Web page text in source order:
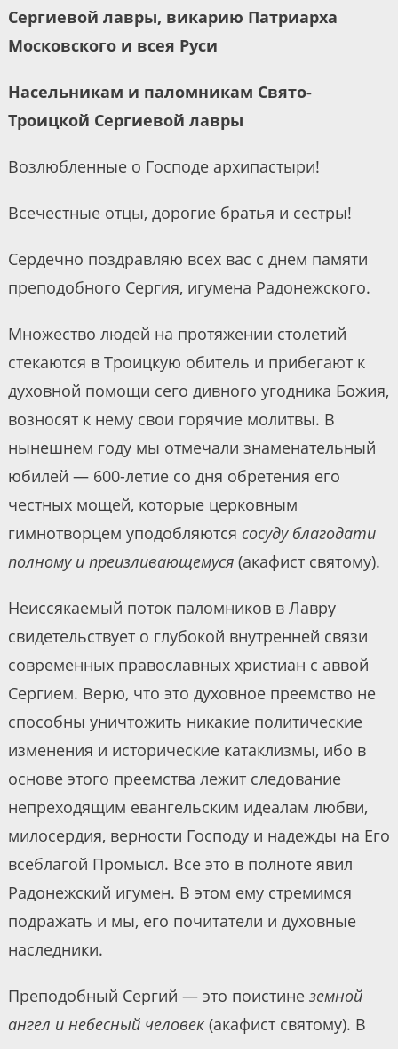
Сергиевой лавры, викарию Патриарха
Московского и всея Руси
Насельникам и паломникам Свято-
Троицкой Сергиевой лавры
Возлюбленные о Господе архипастыри!
Всечестные отцы, дорогие братья и сестры!
Сердечно поздравляю всех вас с днем памяти
преподобного Сергия, игумена Радонежского.
Множество людей на протяжении столетий
стекаются в Троицкую обитель и прибегают к
духовной помощи сего дивного угодника Божия,
возносят к нему свои горячие молитвы. В
нынешнем году мы отмечали знаменательный
юбилей — 600-летие со дня обретения его
честных мощей, которые церковным
гимнотворцем уподобляются сосуду благодати
полному и преизливающемуся(акафист святому).
Неиссякаемый поток паломников в Лавру
свидетельствует о глубокой внутренней связи
современных православных христиан с аввой
Сергием. Верю, что это духовное преемство не
способны уничтожить никакие политические
изменения и исторические катаклизмы, ибо в
основе этого преемства лежит следование
непреходящим евангельским идеалам любви,
милосердия, верности Господу и надежды на Его
всеблагой Промысл. Все это в полноте явил
Радонежский игумен. В этом ему стремимся
подражать и мы, его почитатели и духовные
наследники.
Преподобный Сергий — это поистине земной
ангел и небесный человек(акафист святому). В